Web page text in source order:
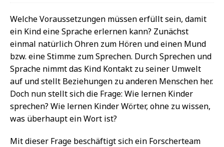
Welche Voraussetzungen müssen erfüllt sein, damit
ein Kind eine Sprache erlernen kann? Zunächst
einmal natürlich Ohren zum Hören und einen Mund
bzw. eine Stimme zum Sprechen. Durch Sprechen und
Sprache nimmt das Kind Kontakt zu seiner Umwelt
auf und stellt Beziehungen zu anderen Menschen her.
Doch nun stellt sich die Frage: Wie lernen Kinder
sprechen? Wie lernen Kinder Wörter, ohne zu wissen,
was überhaupt ein Wort ist?
Mit dieser Frage beschäftigt sich ein Forscherteam